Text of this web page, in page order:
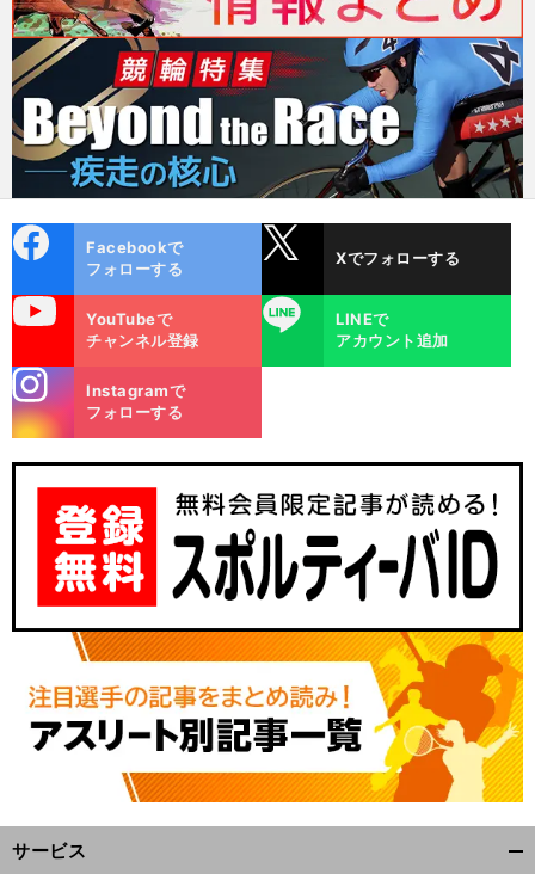
ok
Facebookで
フォローする
Xでフォローする
YouTubeで
チャンネル登録
LINE
LINEで
アカウント追加
m
Instagramで
フォローする
サービス